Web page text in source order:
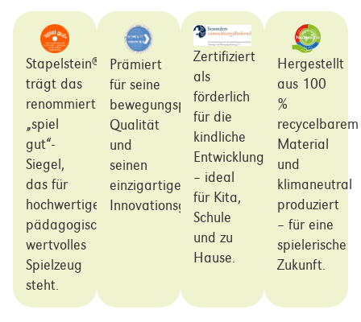
Stapelstein®
trägt das
renommierte
„spiel
gut“-
Siegel,
das für
hochwertiges,
pädagogisch
wertvolles
Spielzeug
steht.
Prämiert
für seine
bewegungspädagogische
Qualität
und
seinen
einzigartigen
Innovationsgehalt.
Zertifiziert
als
förderlich
für die
kindliche
Entwicklung
– ideal
für Kita,
Schule
und zu
Hause.
Hergestellt
aus 100
%
recycelbarem
Material
und
klimaneutral
produziert
– für eine
spielerische
Zukunft.